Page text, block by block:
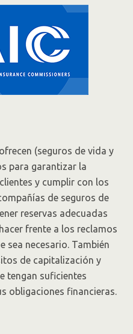
(seguros de vida y
para garantizar la
y cumplir con los
de seguros de
reservas adecuadas
frente a los reclamos
sea necesario. También
de capitalización y
tengan suficientes
obligaciones financieras.